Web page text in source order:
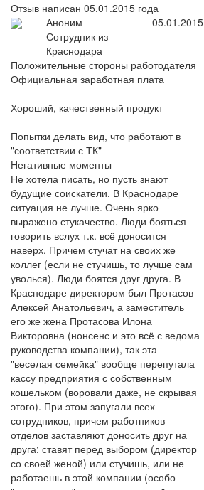
Отзыв написан 05.01.2015 года
Аноним
Сотрудник из
Краснодара
05.01.2015
Положительные стороны работодателя
Официальная заработная плата
Хороший, качественный продукт
Попытки делать вид, что работают в
"соответствии с ТК"
Негативные моменты
Не хотела писать, но пусть знают
будущие соискатели. В Краснодаре
ситуация не лучше. Очень ярко
выражено стукачество. Люди бояться
говорить вслух т.к. всё доносится
наверх. Причем стучат на своих же
коллег (если не стучишь, то лучше сам
уволься). Люди боятся друг друга. В
Краснодаре директором был Протасов
Алексей Анатольевич, а заместитель
его же жена Протасова Илона
Викторовна (нонсенс и это всё с ведома
руководства компании), так эта
"веселая семейка" вообще перепутала
кассу предприятия с собственным
кошельком (воровали даже, не скрывая
этого). При этом запугали всех
сотрудников, причем работников
отделов заставляют доносить друг на
друга: ставят перед выбором (директор
со своей женой) или стучишь, или не
работаешь в этой компании (особо